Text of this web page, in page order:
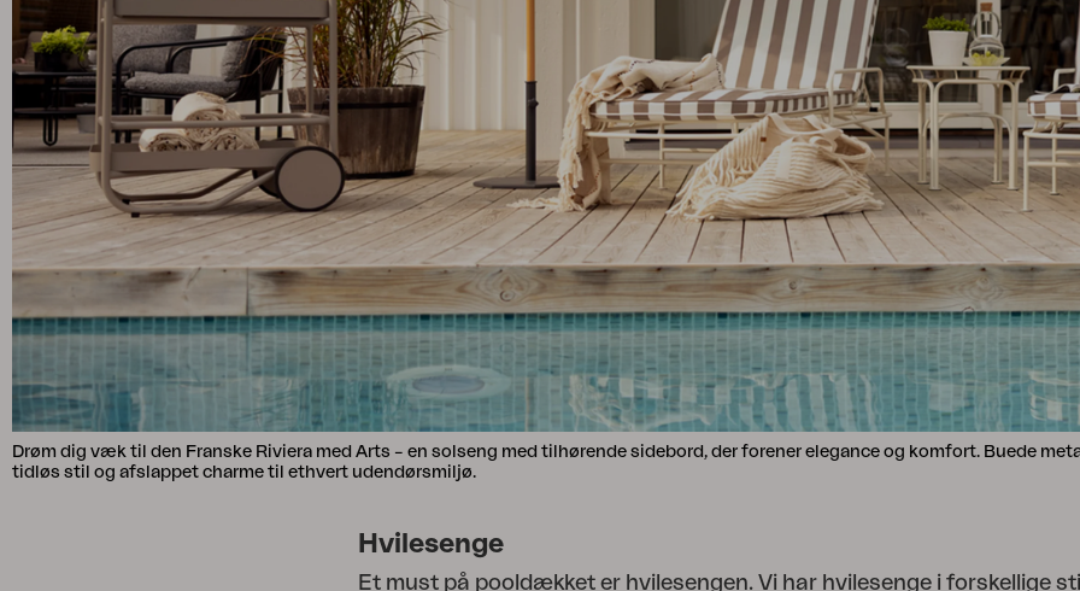
Drøm dig væk til den Franske Riviera med Arts – en solseng med tilhørende sidebord, der forener elegance og komfort. Buede
tidløs stil og afslappet charme til ethvert udendørsmiljø.
Hvilesenge
Et must på pooldækket er hvilesengen. Vi har hvilesenge i forskellige